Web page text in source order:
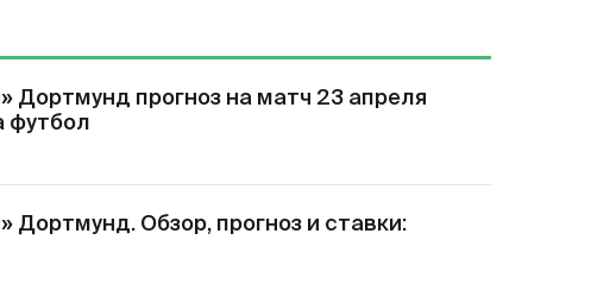
Дортмунд прогноз на матч 23 апреля
футбол
Дортмунд. Обзор, прогноз и ставки: